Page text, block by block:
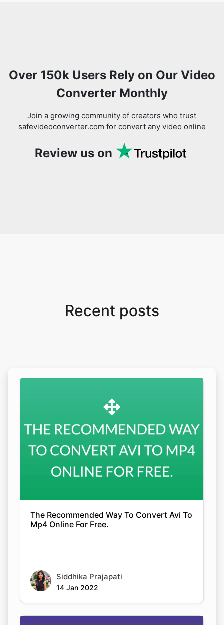
Over 150k Users Rely on Our Video
Converter Monthly
Join a growing community of creators who trust
safevideoconverter.com for convert any video online
Review us on
Recent posts
The Recommended Way To Convert Avi To
Mp4 Online For Free.
Siddhika Prajapati
14 Jan 2022